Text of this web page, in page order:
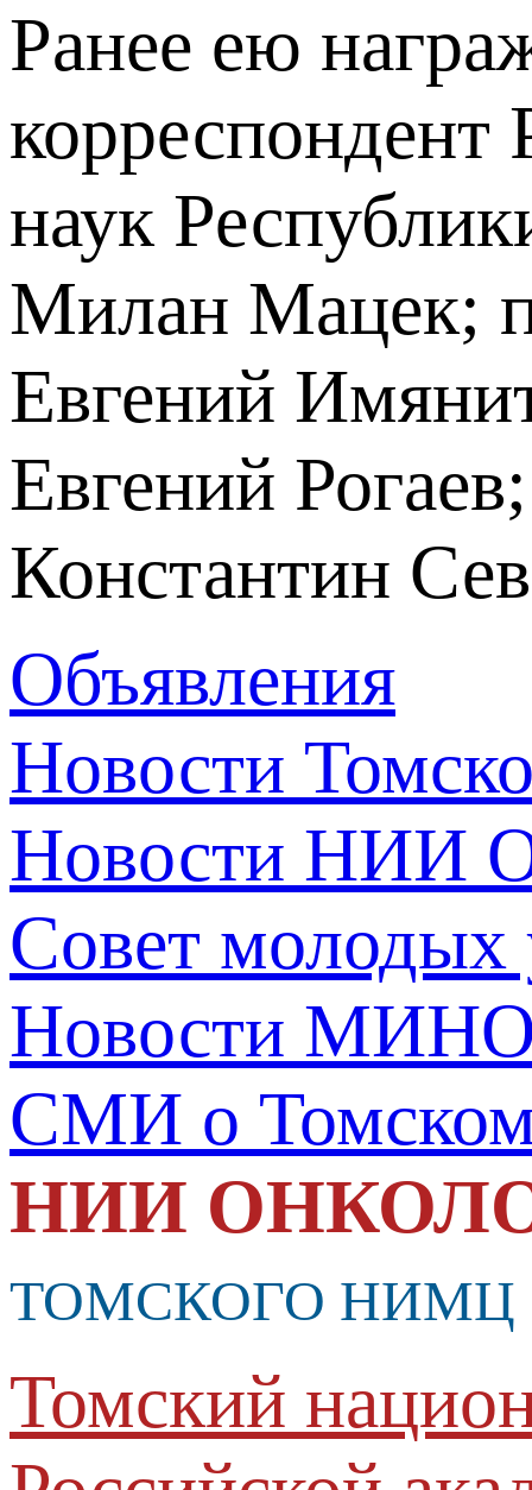
Ранее ею
наук
Милан Мацек;
Евгений
Евгений
Константин
Объявления
Новости
Новости НИИ
Совет молодых
Новости
СМИ о
НИИ
ТОМСКОГО НИМЦ
Томский